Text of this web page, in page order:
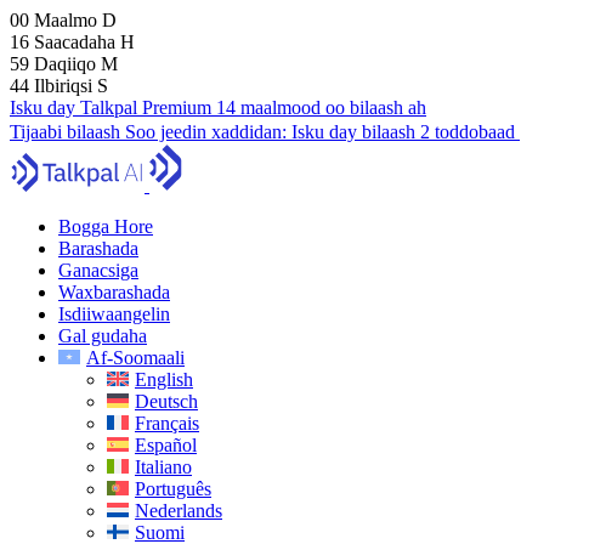
00 Maalmo D
16 Saacadaha H
59 Daqiiqo M
43 Ilbiriqsi S
Isku day Talkpal Premium 14 maalmood oo bilaash ah
Tijaabi bilaash Soo jeedin xaddidan: Isku day bilaash 2 toddobaad
Bogga Hore
Barashada
Ganacsiga
Waxbarashada
Isdiiwaangelin
Gal gudaha
Af-Soomaali
English
Deutsch
Français
Español
Italiano
Português
Nederlands
Suomi